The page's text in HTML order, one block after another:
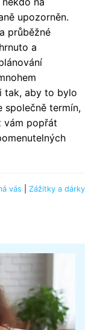
upozorněn.
průběžné
a
tak, aby to bylo
společně termín,
vám popřát
vás Zážitky a dárky